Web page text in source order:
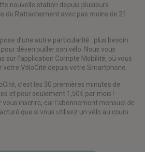
nouvelle station depuis plusieurs
du Rattachement avec pas moins de 21
d’une autre particularité : plus besoin
déverrouiller son vélo. Nous vous
sur l’application Compte Mobilité, où vous
votre VéloCité depuis votre Smartphone.
c’est les 30 premières minutes de
et pour seulement 1,50€ par mois !
vous inscrire, car l’abonnement mensuel de
que si vous utilisez un vélo au cours